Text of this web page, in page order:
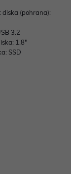
diska (pohrana):
3.2
1.8"
SSD